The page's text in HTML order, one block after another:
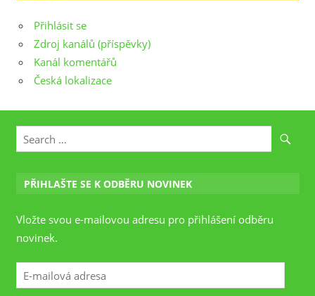
Přihlásit se
Zdroj kanálů (příspěvky)
Kanál komentářů
Česká lokalizace
PŘIHLAŠTE SE K ODBĚRU NOVINEK
Vložte svou e-mailovou adresu pro přihlášení odběru
novinek.
E-
mailová